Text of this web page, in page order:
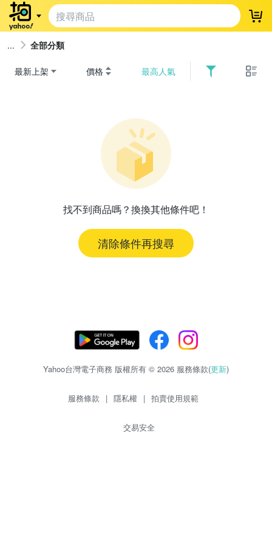
登
全部分類
最新上架 價格 最高人氣
找不到商品嗎？換換其他條件吧！
清除條件再搜尋
Yahoo台灣電子商務 版權所有 © 2026 服務條款(更新)
服務條款 | 隱私權 | 拍賣使用規範
交易安全